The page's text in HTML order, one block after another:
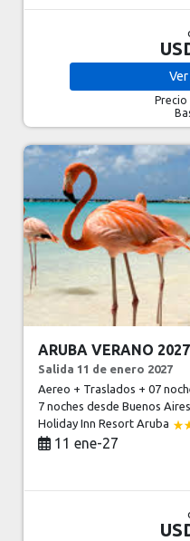
Ver
Precio
ARUBA VERANO 2027
Salida 11 de enero 2027
Aereo + Traslados + 07
7 nochesdesde Buenos Aires
Holiday Inn Resort Aruba
11 ene-27